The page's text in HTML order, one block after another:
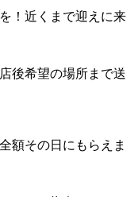
！近くまで迎えに来
後希望の場所まで送
額その日にもらえま